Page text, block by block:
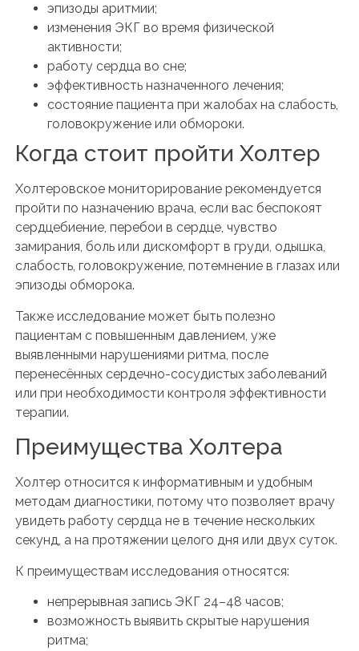
эпизоды аритмии;
изменения ЭКГ во время физической
активности;
работу сердца во сне;
эффективность назначенного лечения;
состояние пациента при жалобах на слабость,
головокружение или обмороки.
Когда стоит пройти Холтер
Холтеровское мониторирование рекомендуется
пройти по назначению врача, если вас беспокоят
сердцебиение, перебои в сердце, чувство
замирания, боль или дискомфорт в груди, одышка,
слабость, головокружение, потемнение в глазах или
эпизоды обморока.
Также исследование может быть полезно
пациентам с повышенным давлением, уже
выявленными нарушениями ритма, после
перенесённых сердечно-сосудистых заболеваний
или при необходимости контроля эффективности
терапии.
Преимущества Холтера
Холтер относится к информативным и удобным
методам диагностики, потому что позволяет врачу
увидеть работу сердца не в течение нескольких
секунд, а на протяжении целого дня или двух суток.
К преимуществам исследования относятся:
непрерывная запись ЭКГ 24–48 часов;
возможность выявить скрытые нарушения
ритма;